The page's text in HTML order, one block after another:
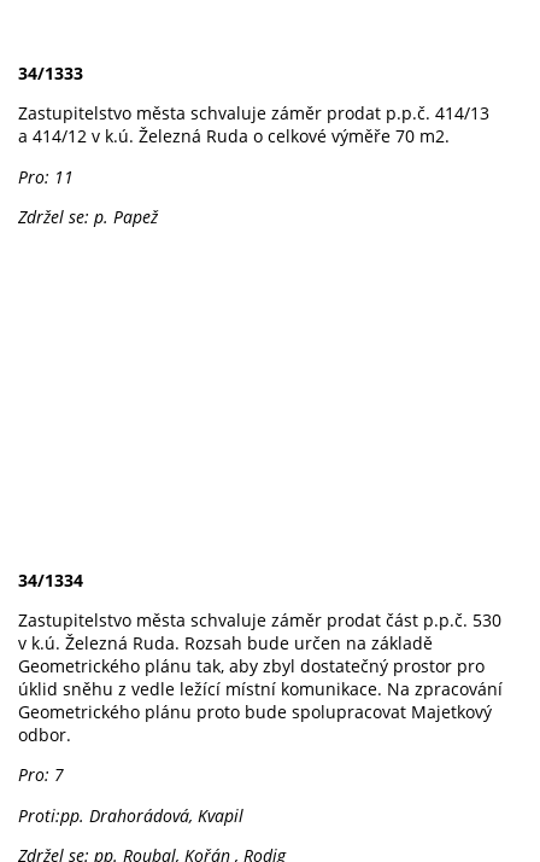
34/1333
Zastupitelstvo města schvaluje záměr prodat p.p.č. 414/13
a 414/12 v k.ú. Železná Ruda o celkové výměře 70 m2.
Pro: 11
Zdržel se: p. Papež
34/1334
Zastupitelstvo města schvaluje záměr prodat část p.p.č. 530
v k.ú. Železná Ruda. Rozsah bude určen na základě
Geometrického plánu tak, aby zbyl dostatečný prostor pro
úklid sněhu z vedle ležící místní komunikace. Na zpracování
Geometrického plánu proto bude spolupracovat Majetkový
odbor.
Pro: 7
Proti:pp. Drahorádová, Kvapil
Zdržel se: pp. Roubal, Kořán , Rodig